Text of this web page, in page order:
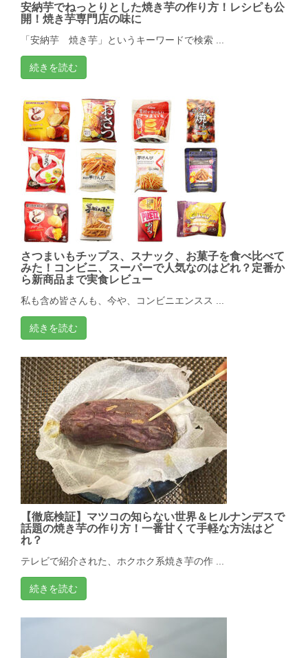
安納芋でねっとりとした焼き芋の作り方！レシピも公
開！焼き芋専門店の味に
「安納芋 焼き芋」というキーワードで検索 ...
続きを読む
さつまいもチップス、スナック、お菓子を食べ比べて
みた！コンビニ、スーパーで人気なのはどれ？定番か
ら新商品まで実食レビュー
私も含め皆さんも、今や、コンビニエンスス ...
続きを読む
【徹底検証】マツコの知らない世界＆ヒルナンデスで
話題の焼き芋の作り方！一番甘くて手軽な方法はど
れ？
テレビで紹介された、ホクホク系焼き芋の作 ...
続きを読む